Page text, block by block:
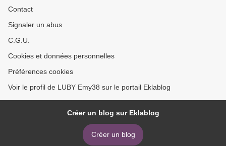
Contact
Signaler un abus
C.G.U.
Cookies et données personnelles
Préférences cookies
Voir le profil de LUBY Emy38 sur le portail Eklablog
Créer un blog sur Eklablog
Créer un blog